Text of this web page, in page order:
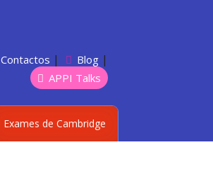
Contactos | Blog|
APPI Talks
Exames de Cambridge